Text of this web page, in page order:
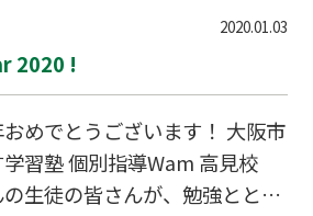
口などに、できる限り、手で触
めてあげて下さい。 そして、お
すね。 教室内で一緒に勉強
れた先輩たちや後輩たちにも
、ゆっくりされて下さい。 そ
かって、また、進んで下さ
ま、おめでとうございます。
2020.01.03
2020 !
めでとうございます！ 大阪市
習塾 個別指導Wam 高見校
生徒の皆さんが、勉強ととも